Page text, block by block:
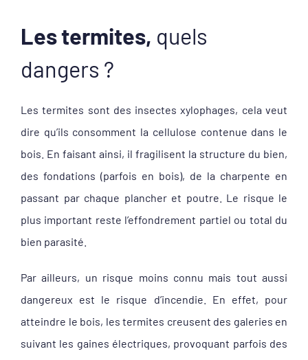
Les termites, quels
dangers ?
Les termites sont des insectes xylophages, cela veut
dire qu’ils consomment la cellulose contenue dans le
bois. En faisant ainsi, il fragilisent la structure du bien,
des fondations (parfois en bois), de la charpente en
passant par chaque plancher et poutre. Le risque le
plus important reste l’effondrement partiel ou total du
bien parasité.
Par ailleurs, un risque moins connu mais tout aussi
dangereux est le risque d’incendie. En effet, pour
atteindre le bois, les termites creusent des galeries en
suivant les gaines électriques, provoquant parfois des